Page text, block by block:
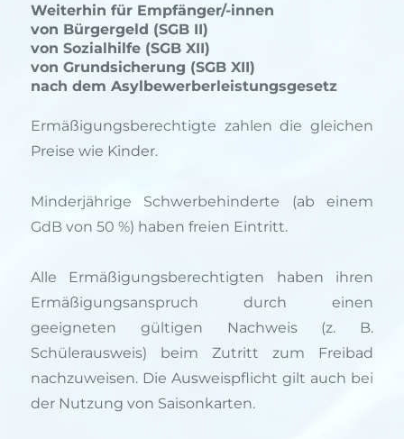
Weiterhin für Empfänger/-innen
von Bürgergeld (SGB II)
von Sozialhilfe (SGB XII)
von Grundsicherung (SGB XII)
nach dem Asylbewerberleistungsgesetz
Ermäßigungsberechtigte zahlen die gleichen
Preise wie Kinder.
Minderjährige Schwerbehinderte (ab einem
GdB von 50 %) haben freien Eintritt.
Alle Ermäßigungsberechtigten haben ihren
Ermäßigungsanspruch durch einen
geeigneten gültigen Nachweis (z. B.
Schülerausweis) beim Zutritt zum Freibad
nachzuweisen. Die Ausweispflicht gilt auch bei
der Nutzung von Saisonkarten.